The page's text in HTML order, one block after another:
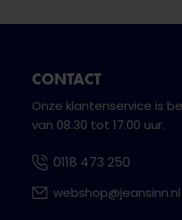
CONTACT
Onze klantenservice is
van 08.30 tot 17.00 uur.
0118 473 250
webshop@jeansinn.nl